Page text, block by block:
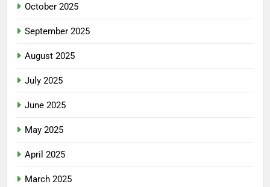
October 2025
September 2025
August 2025
July 2025
June 2025
May 2025
April 2025
March 2025